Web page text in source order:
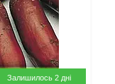
Залишилось 2 дні